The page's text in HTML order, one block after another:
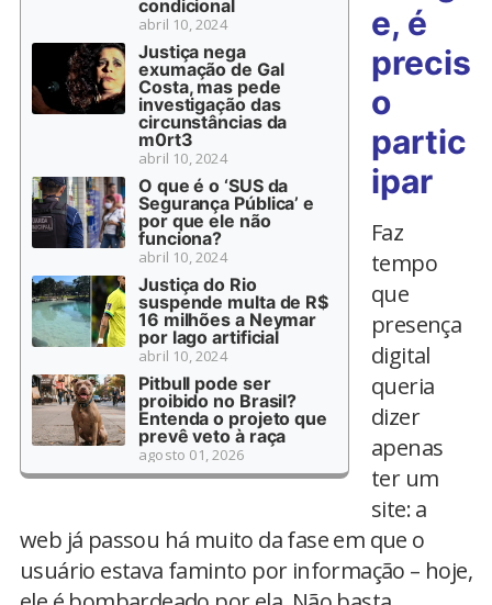
condicional
abril 10, 2024
Justiça nega
exumação de Gal
Costa, mas pede
investigação das
circunstâncias da
m0rt3
abril 10, 2024
O que é o ‘SUS da
Segurança Pública’ e
por que ele não
funciona?
abril 10, 2024
Justiça do Rio
suspende multa de R$
16 milhões a Neymar
por lago artificial
abril 10, 2024
Pitbull pode ser
proibido no Brasil?
Entenda o projeto que
prevê veto à raça
agosto 01, 2026
e, é
precis
o
partic
ipar
Faz
tempo
que
presença
digital
queria
dizer
apenas
ter um
site: a
web já passou há muito da fase em que o
usuário estava faminto por informação – hoje,